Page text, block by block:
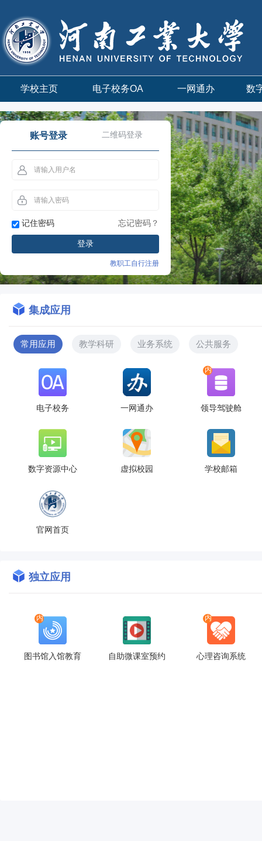
学校主页 电子校务OA 一网通办 数
账号登录 二维码登录
记住密码 忘记密码？
登录
教职工自行注册
集成应用
常用应用 教学科研 业务系统 公共服务
电子校务 一网通办 领导驾驶舱
内
数字资源中心 虚拟校园 学校邮箱
官网首页
独立应用
图书馆入馆教育
内
自助微课室预约 心理咨询系统
内